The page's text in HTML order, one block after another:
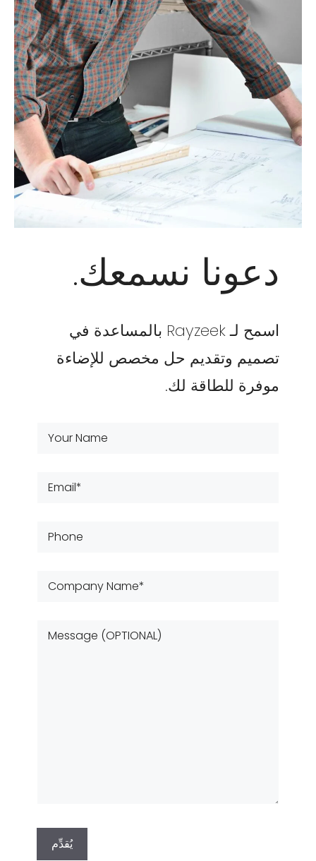
دعونا نسمعك.
اسمح لـ Rayzeek بالمساعدة في
تصميم وتقديم حل مخصص للإضاءة
موفرة للطاقة لك.